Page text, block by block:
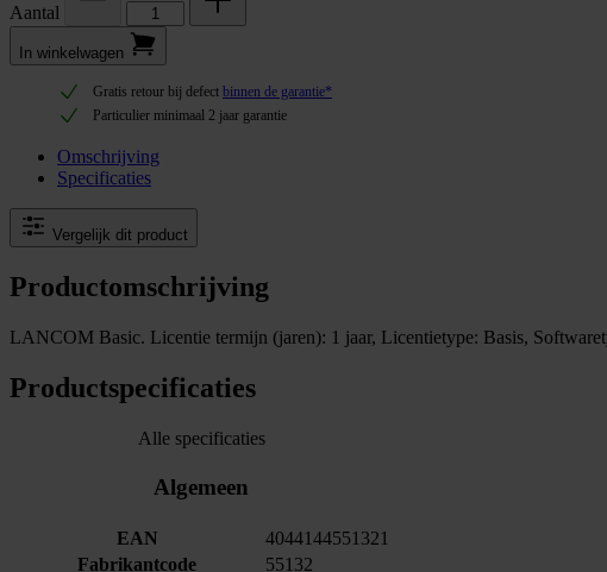
Aantal
In winkel­wagen
Gratis retour bij defect binnen de garantie*
Particulier minimaal 2 jaar garantie
Omschrijving
Specificaties
Vergelijk dit product
Productomschrijving
LANCOM Basic. Licentie termijn (jaren): 1 jaar, Licentietype: Basis,
Productspecificaties
Alle specificaties
Algemeen
EAN
4044144551321
Fabrikantcode
55132